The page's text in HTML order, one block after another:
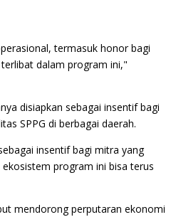
termasuk honor bagi
dalam program ini,"
disiapkan sebagai insentif bagi
SPPG di berbagai daerah.
insentif bagi mitra yang
program ini bisa terus
mendorong perputaran ekonomi